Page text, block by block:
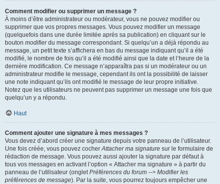
Comment modifier ou supprimer un message ?
À moins d’être administrateur ou modérateur, vous ne pouvez modifier ou
supprimer que vos propres messages. Vous pouvez modifier un message
(quelquefois dans une durée limitée après sa publication) en cliquant sur le
bouton modifierdu message correspondant. Si quelqu’un a déjà répondu au
message, un petit texte s’affichera en bas du message indiquant qu’il a été
modifié, le nombre de fois qu’il a été modifié ainsi que la date et l’heure de la
dernière modification. Ce message n’apparaîtra pas si un modérateur ou un
administrateur modifie le message, cependant ils ont la possibilité de laisser
une note indiquant qu’ils ont modifié le message de leur propre initiative.
Notez que les utilisateurs ne peuvent pas supprimer un message une fois que
quelqu’un y a répondu.
Haut
Comment ajouter une signature à mes messages ?
Vous devez d’abord créer une signature depuis votre panneau de l’utilisateur.
Une fois créée, vous pouvez cocherAttacher ma signature sur le formulaire de
rédaction de message. Vous pouvez aussi ajouter la signature par défaut à
tous vos messages en activant l’option « Attacher ma signature » à partir du
panneau de l’utilisateur (ongletPréférences du forum --> Modifier les
préférences de message). Par la suite, vous pourrez toujours empêcher une